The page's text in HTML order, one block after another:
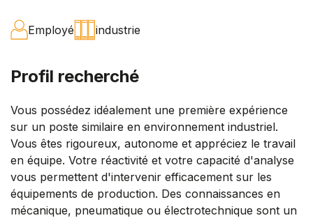
Employé industrie
Profil recherché
Vous possédez idéalement une première expérience
sur un poste similaire en environnement industriel.
Vous êtes rigoureux, autonome et appréciez le travail
en équipe. Votre réactivité et votre capacité d'analyse
vous permettent d'intervenir efficacement sur les
équipements de production. Des connaissances en
mécanique, pneumatique ou électrotechnique sont un